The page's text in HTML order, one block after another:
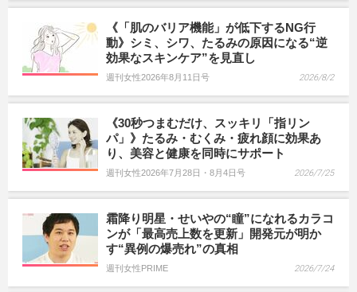
《「肌のバリア機能」が低下するNG行
動》シミ、シワ、たるみの原因になる“逆
効果なスキンケア”を見直し
週刊女性2026年8月11日号 2026/8/2
《30秒つまむだけ、スッキリ「指リン
パ」》たるみ・むくみ・疲れ顔に効果あ
り、美容と健康を同時にサポート
週刊女性2026年7月28日・8月4日号 2026/7/25
霜降り明星・せいやの“瞳”になれるカラコ
ンが「最高売上数を更新」開発元が明か
す“異例の爆売れ”の真相
週刊女性PRIME 2026/7/24